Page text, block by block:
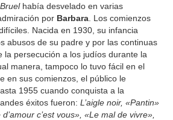
había desvelado en varias
por Barbara . Los comienzos
Nacida en 1930, su infancia
abusos de su padre y por las continuas
la persecución a los judíos durante la
manera, tampoco lo tuvo fácil en el
en sus comienzos, el público le
1955 cuando conquista a la
éxitos fueron: L’aigle noir, «Pantin»
c’est vous», «Le mal de vivre»,